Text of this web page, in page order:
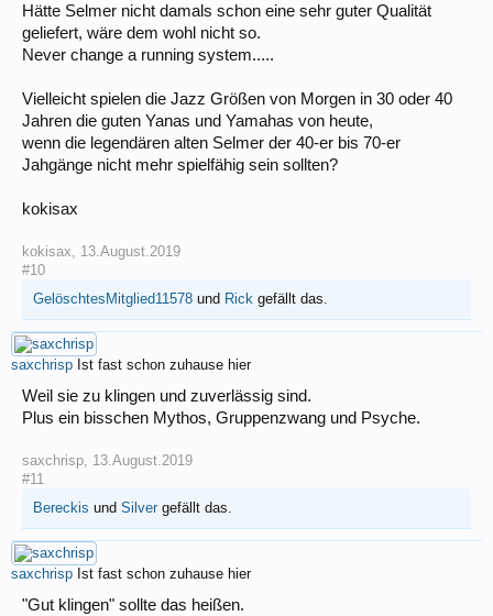
Hätte Selmer nicht damals schon eine sehr guter Qualität
geliefert, wäre dem wohl nicht so.
Never change a running system.....
Vielleicht spielen die Jazz Größen von Morgen in 30 oder 40
Jahren die guten Yanas und Yamahas von heute,
wenn die legendären alten Selmer der 40-er bis 70-er
Jahgänge nicht mehr spielfähig sein sollten?
kokisax
kokisax, 13.August.2019
#10
GelöschtesMitglied11578 und Rick gefällt das.
saxchrisp Ist fast schon zuhause hier
Weil sie zu klingen und zuverlässig sind.
Plus ein bisschen Mythos, Gruppenzwang und Psyche.
saxchrisp, 13.August.2019
#11
Bereckis und Silver gefällt das.
saxchrisp Ist fast schon zuhause hier
"Gut klingen" sollte das heißen.